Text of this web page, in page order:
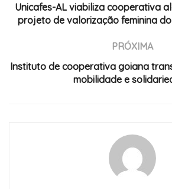
Unicafes-AL viabiliza cooperativa
projeto de valorização feminina
PRÓXIMA
Instituto de cooperativa goiana
mobilidade e